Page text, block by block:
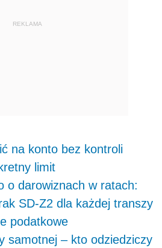
REKLAMA
na konto bez kontroli
limit
o darowiznach w ratach:
SD-Z2 dla każdej transzy
podatkowe
samotnej – kto odziedziczy